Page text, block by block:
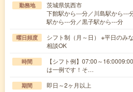
勤務地
茨城県筑西市
下館駅から---分／川島駅から---
駅から---分／黒子駅から---分
曜日頻度
シフト制（月～日） ※平日のみ
相談OK
時間
【シフト例】07:00～
は一例です！そ…
期間 即日～2ヶ月以上